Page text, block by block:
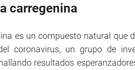
carregenina
es un compuesto natural que
coronavirus, un grupo de
resultados